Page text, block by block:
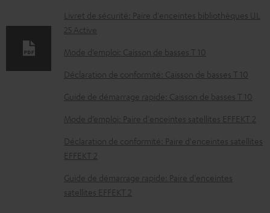
n
t
s
t
l
é
c
h
a
r
Livret de sécurité: Paire d'enceintes bibliothèques UL
25 Active
Mode d’emploi: Caisson de basses T 10
Déclaration de conformité: Caisson de basses T 10
Guide de démarrage rapide: Caisson de basses T 10
Mode d’emploi: Paire d'enceintes satellites EFFEKT 2
Déclaration de conformité: Paire d'enceintes satellites
EFFEKT 2
Guide de démarrage rapide: Paire d'enceintes
satellites EFFEKT 2